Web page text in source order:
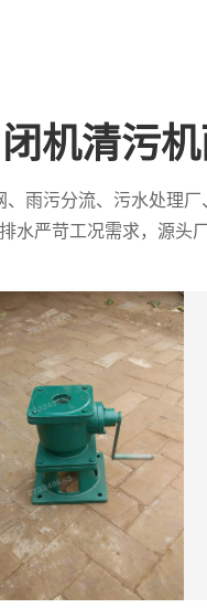
机清污
雨污分流、污水处理
严苛工况需求，源头